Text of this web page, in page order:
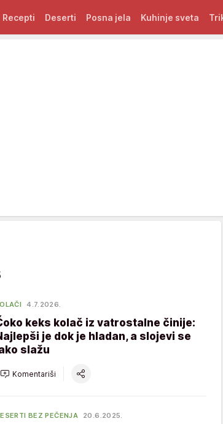
Recepti Deserti Posna jela Kuhinje sveta
4.7.2026.
keks kolač iz vatrostalne činije:
je dok je hladan, a slojevi se
slažu
Komentariši
BEZ PEČENJA 20.6.2025.